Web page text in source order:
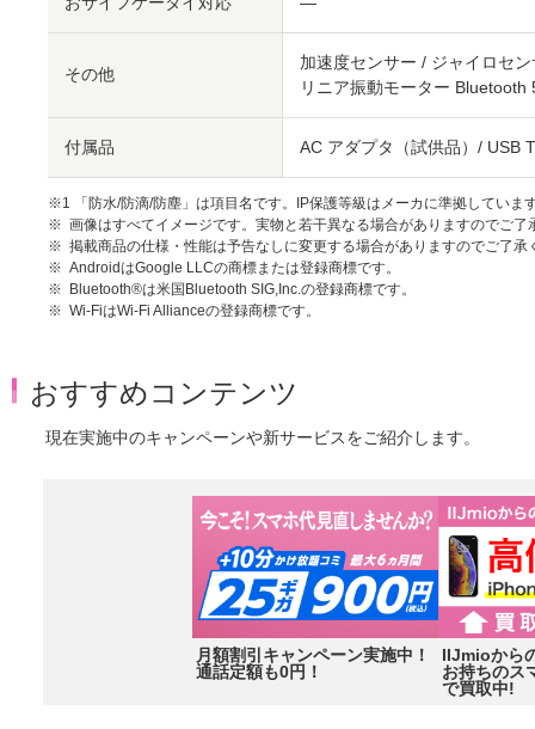
その他
加速度センサー / ジャイロセ
リニア振動モーター Bluetooth
付属品 AC アダプタ（試供品）/ USB
※1 「防水/防滴/防塵」は項目名です。IP保護等級はメーカに準拠していま
画像はすべてイメージです。実物と若干異なる場合がありますのでご了
掲載商品の仕様・性能は予告なしに変更する場合がありますのでご了承
AndroidはGoogle LLCの商標または登録商標です。
Bluetooth®は米国Bluetooth SIG,Inc.の登録商標です。
Wi-FiはWi-Fi Allianceの登録商標です。
おすすめコンテンツ
現在実施中のキャンペーンや新サービスをご紹介します。
月額割引キャンペーン実施中！
通話定額も0円！
IIJmioから
お持ちのス
で買取中!